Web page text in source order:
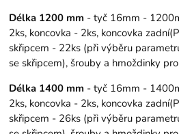
Délka 1200 mm - tyč 16mm -
2ks, koncovka - 2ks, koncovka
skřipcem - 22ks (při výběru
se skřipcem), šrouby a hmoždinky
Délka 1400 mm - tyč 16mm -
2ks, koncovka - 2ks, koncovka
skřipcem - 26ks (při výběru